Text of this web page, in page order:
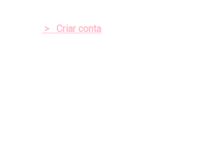
> Criar conta